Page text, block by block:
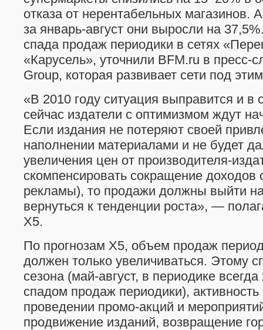
отказа от нерентабельных магазинов.
за январь-август они выросли на
спада продаж периодики в сетях
«Карусель», уточнили BFM.ru в пресс-
Group, которая развивает сети под
«В 2010 году ситуация выправится и в
сейчас издатели с оптимизмом ждут
Если издания не потеряют своей
наполнении материалами и не будет
увеличения цен от производителя-
скомпенсировать сокращение доходов
рекламы), то продажи должны выйти
вернуться к тенденции роста», —
X5.
По прогнозам Х5, объем продаж
должен только увеличиваться. Этому
сезона (май-август, в периодике
спадом продаж периодики), активность
проведении промо-акций и
продвижение изданий, возвращение